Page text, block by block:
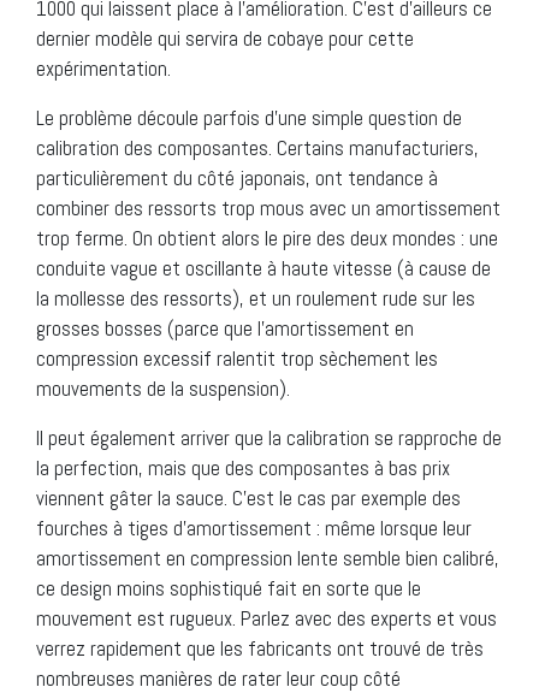
1000 qui laissent place à l’amélioration. C’est d’ailleurs ce
dernier modèle qui servira de cobaye pour cette
expérimentation.
Le problème découle parfois d’une simple question de
calibration des composantes. Certains manufacturiers,
particulièrement du côté japonais, ont tendance à
combiner des ressorts trop mous avec un amortissement
trop ferme. On obtient alors le pire des deux mondes : une
conduite vague et oscillante à haute vitesse (à cause de
la mollesse des ressorts), et un roulement rude sur les
grosses bosses (parce que l’amortissement en
compression excessif ralentit trop sèchement les
mouvements de la suspension).
Il peut également arriver que la calibration se rapproche de
la perfection, mais que des composantes à bas prix
viennent gâter la sauce. C’est le cas par exemple des
fourches à tiges d’amortissement : même lorsque leur
amortissement en compression lente semble bien calibré,
ce design moins sophistiqué fait en sorte que le
mouvement est rugueux. Parlez avec des experts et vous
verrez rapidement que les fabricants ont trouvé de très
nombreuses manières de rater leur coup côté